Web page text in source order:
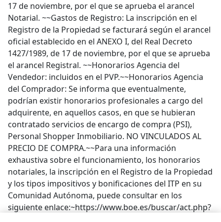
17 de noviembre, por el que se aprueba el arancel
Notarial. ~~Gastos de Registro: La inscripción en el
Registro de la Propiedad se facturará según el arancel
oficial establecido en el ANEXO I, del Real Decreto
1427/1989, de 17 de noviembre, por el que se aprueba
el arancel Registral. ~~Honorarios Agencia del
Vendedor: incluidos en el PVP.~~Honorarios Agencia
del Comprador: Se informa que eventualmente,
podrían existir honorarios profesionales a cargo del
adquirente, en aquellos casos, en que se hubieran
contratado servicios de encargo de compra (PSI),
Personal Shopper Inmobiliario. NO VINCULADOS AL
PRECIO DE COMPRA.~~Para una información
exhaustiva sobre el funcionamiento, los honorarios
notariales, la inscripción en el Registro de la Propiedad
y los tipos impositivos y bonificaciones del ITP en su
Comunidad Autónoma, puede consultar en los
siguiente enlace:~https://www.boe.es/buscar/act.php?